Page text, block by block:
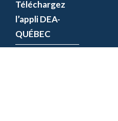
Téléchargez
l’appli DEA-
QUÉBEC